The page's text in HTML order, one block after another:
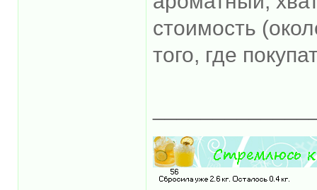
стоимость
того, где